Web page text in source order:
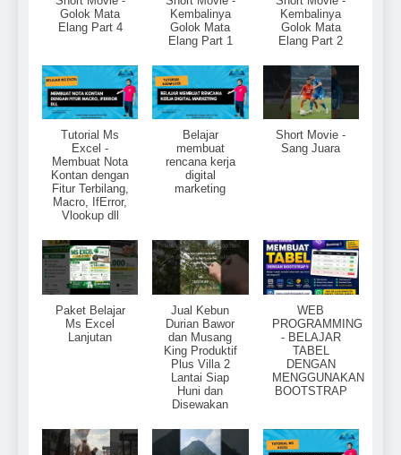
Golok Mata
Elang Part 4
Kembalinya
Golok Mata
Elang Part 1
Kembalinya
Golok Mata
Elang Part 2
Tutorial Ms
Excel -
Membuat Nota
Kontan dengan
Fitur Terbilang,
Macro, IfError,
Vlookup dll
Belajar
membuat
rencana kerja
digital
marketing
Short Movie -
Sang Juara
Paket Belajar
Ms Excel
Lanjutan
Jual Kebun
Durian Bawor
dan Musang
King Produktif
Plus Villa 2
Lantai Siap
Huni dan
Disewakan
WEB
PROGRAMMING
- BELAJAR
TABEL
DENGAN
MENGGUNAKAN
BOOTSTRAP